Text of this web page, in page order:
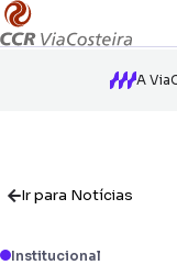
A
Ir para Notícias
Institucional